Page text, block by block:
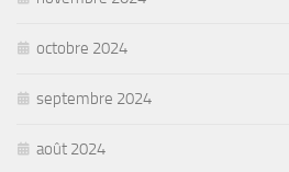
octobre 2024
septembre 2024
août 2024